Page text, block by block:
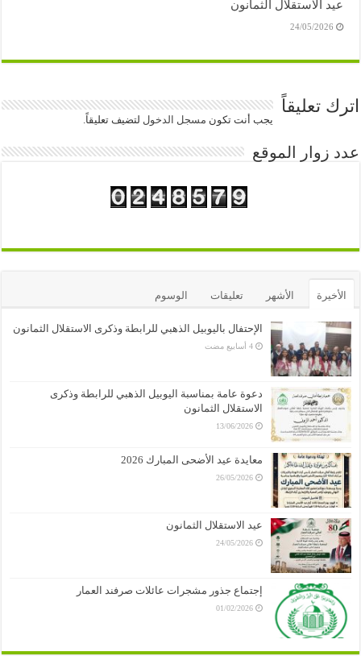
عيد الاستقلال الثمانون
24/05/2026
اترك تعليقاً
يجب أنت تكون مسجل الدخول لتضيف تعليقاً.
عدد زوار الموقع
الأخيرة الأشهر تعليقات الوسوم
الإحتفال باليوبيل الذهبي للرابطة وذكرى الاستقلال الثمانون
‏4 أسابيع مضت
دعوة عامة بمناسبة اليوبيل الذهبي للرابطة وذكرى
الاستقلال الثمانون
13/06/2026
معايدة عيد الأضحى المبارك 2026
26/05/2026
عيد الاستقلال الثمانون
24/05/2026
إجتماع جذور مشجرات عائلات صرفند العمار
01/02/2026